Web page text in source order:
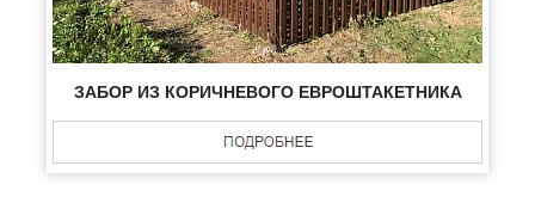
ЗАБОР ИЗ КОРИЧНЕВОГО ЕВРОШТАКЕТНИКА